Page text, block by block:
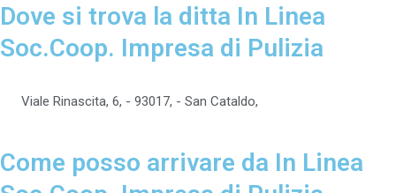
Dove si trova la ditta In Linea
Soc.Coop. Impresa di Pulizia
Viale Rinascita, 6, - 93017, - San Cataldo,
Come posso arrivare da In Linea